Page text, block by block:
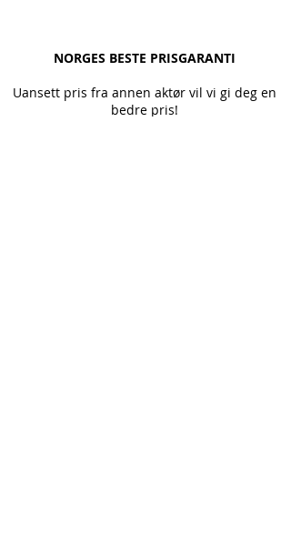
NORGES BESTE PRISGARANTI
Uansett pris fra annen aktør vil vi gi deg en
bedre pris!